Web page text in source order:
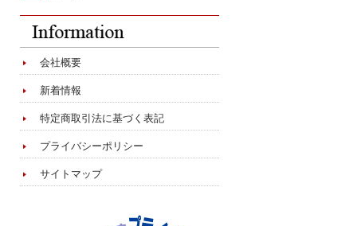
会社概要
新着情報
特定商取引法に基づく表記
プライバシーポリシー
サイトマップ